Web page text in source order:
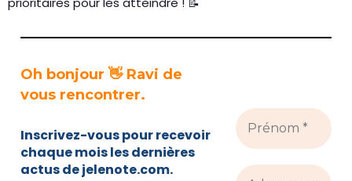
Oh bonjour 👋 Ravi de
vous rencontrer.
Inscrivez-vous pour recevoir
chaque mois les dernières
actus de jelenote.com.